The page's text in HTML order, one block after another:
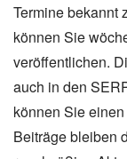
Termine bekannt
können Sie
veröffentlichen.
auch in den
können Sie
Beiträge bleiben